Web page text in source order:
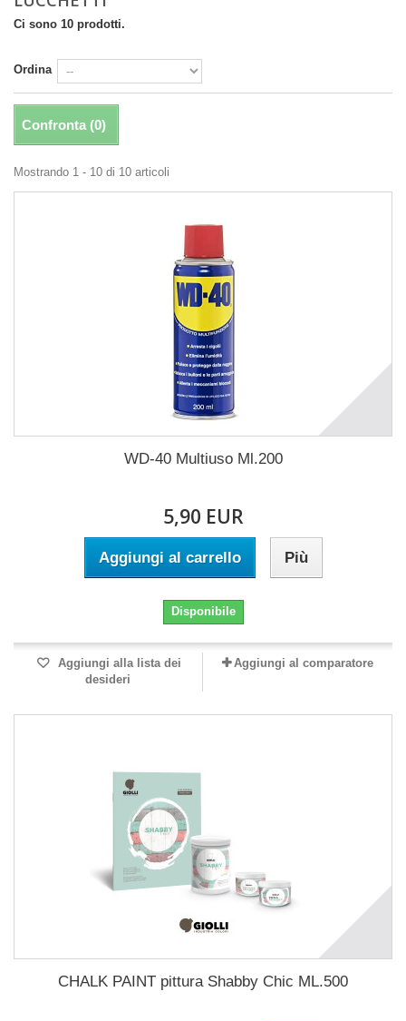
Ci sono 10 prodotti.
Ordina
Confronta (0)
Mostrando 1 - 10 di 10 articoli
WD-40 Multiuso Ml.200
5,90 EUR
Aggiungi al carrello Più
Disponibile
Aggiungi alla lista dei
desideri
Aggiungi al comparatore
CHALK PAINT pittura Shabby Chic ML.500